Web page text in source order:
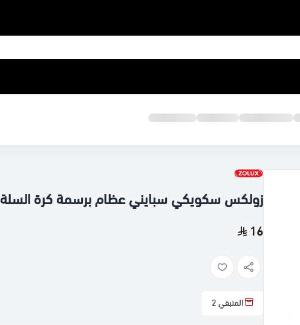
زولكس سكويكي سبايني عظام برسمة كرة السلة
16
المتبقي2